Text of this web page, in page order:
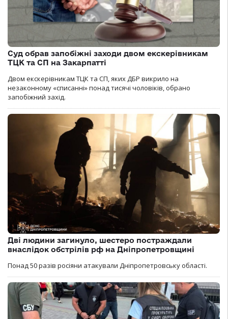
Суд обрав запобіжні заходи двом екскерівникам
ТЦК та СП на Закарпатті
Двом екскерівникам ТЦК та СП, яких ДБР викрило на
незаконному «списанні» понад тисячі чоловіків, обрано
запобіжний захід.
Дві людини загинуло, шестеро постраждали
внаслідок обстрілів рф на Дніпропетровщині
Понад 50 разів росіяни атакували Дніпропетровську області.